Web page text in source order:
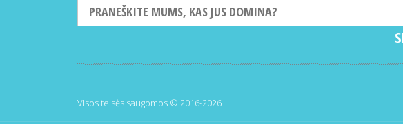
Visos teisės saugomos © 2016-2026